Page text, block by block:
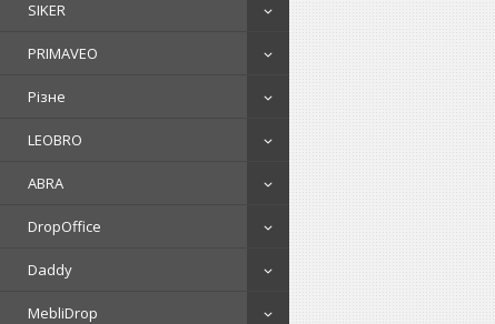
SIKER
PRIMAVEO
Різне
LEOBRO
ABRA
DropOffice
Daddy
MebliDrop